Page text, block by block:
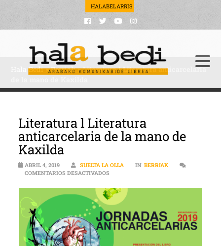
HALABELARRIS
Hala Bedi>Berriak>Literatura l Literatura anticarcelaria
Literatura l Literatura
anticarcelaria de la mano de
Kaxilda
ABRIL 4, 2019 SUELTA LA OLLA IN BERRIAK
COMENTARIOS DESACTIVADOSEN LITERATURA L LITERATURA